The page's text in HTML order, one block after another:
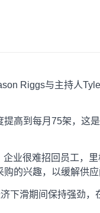
Riggs与主持人
高到每月75架，这
业很难招回员工，
的兴趣，以缓解供应
下滑期间保持强劲